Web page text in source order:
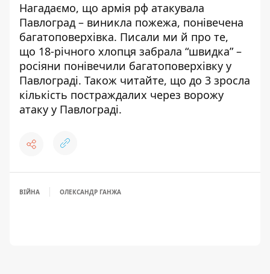
Нагадаємо, що армія рф атакувала
Павлоград – виникла пожежа, понівечена
багатоповерхівка. Писали ми й про те,
що 18-річного хлопця забрала “швидка”–
росіяни понівечили багатоповерхівку у
Павлограді. Також читайте, що до 3 зросла
кількість постраждалих через ворожу
атаку у Павлограді.
ВІЙНА ОЛЕКСАНДР ГАНЖА